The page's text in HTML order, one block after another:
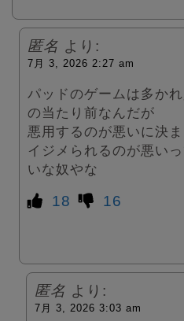
匿名 より:
7月 3, 2026 2:27 am
パッドのゲームは多か
の当たり前なんだが
悪用するのが悪いに決
イジメられるのが悪い
いな奴やな
18 16
匿名 より:
7月 3, 2026 3:03 am